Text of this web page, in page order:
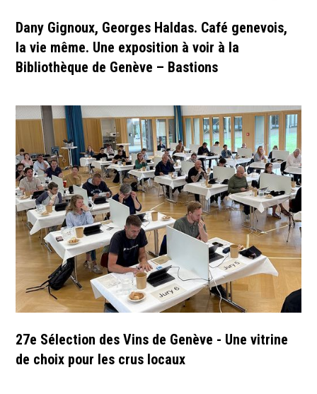
Dany Gignoux, Georges Haldas. Café genevois,
la vie même. Une exposition à voir à la
Bibliothèque de Genève – Bastions
27e Sélection des Vins de Genève - Une vitrine
de choix pour les crus locaux